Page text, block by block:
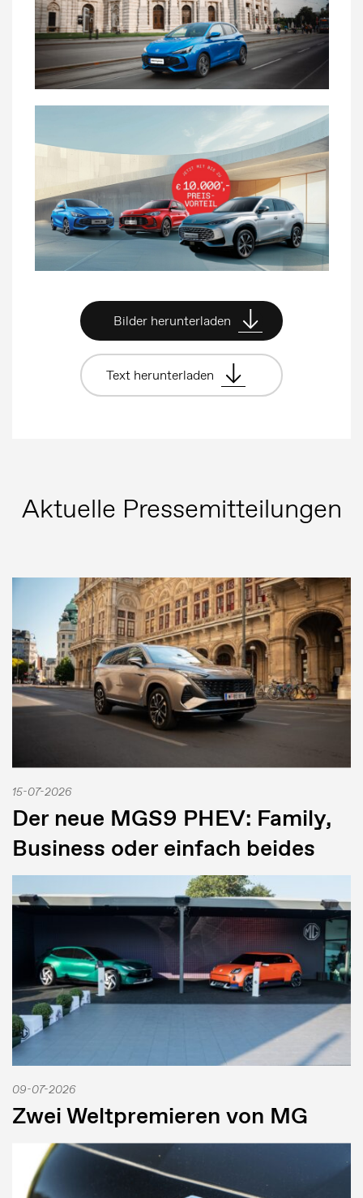
Pressemeldungen
Bildergalerie
MG Motor
Bilder herunterladen
Text herunterladen
Aktuelle Pressemitteilungen
15-07-2026
Der neue MGS9 PHEV: Family,
Business oder einfach beides
09-07-2026
Zwei Weltpremieren von MG